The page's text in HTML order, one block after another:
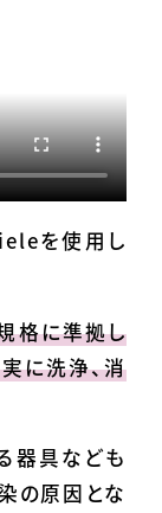
を使用し
格に準拠し
に洗浄、消
器具なども
の原因とな